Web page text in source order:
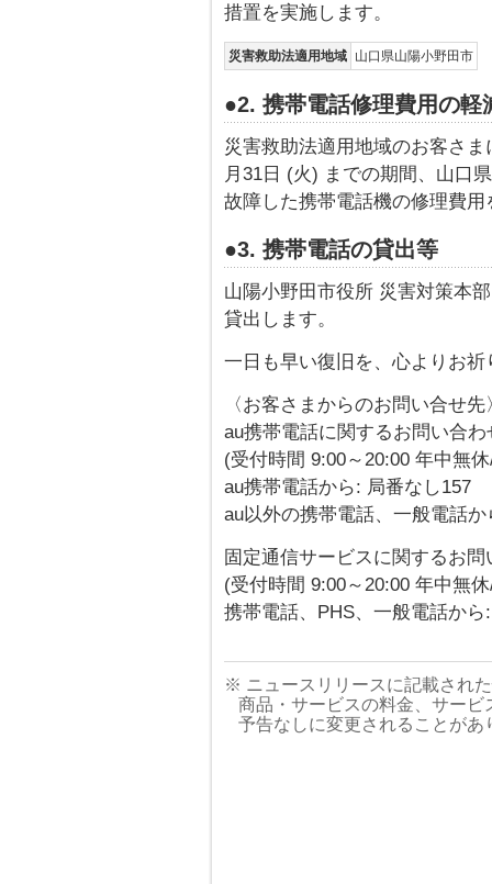
措置を実施します。
災害救助法適用地域 山口県山陽小野田市
●2. 携帯電話修理費用の軽
災害救助法適用地域のお客さ
月31日 (火) までの期間、山口
故障した携帯電話機の修理費
●3. 携帯電話の貸出等
山陽小野田市役所 災害対策本
貸出します。
一日も早い復旧を、心よりお
〈お客さまからのお問い合せ先
au携帯電話に関するお問い合わ
(受付時間 9:00～20:00 年中無
au携帯電話から: 局番なし157
au以外の携帯電話、一般電話か
固定通信サービスに関するお問
(受付時間 9:00～20:00 年中無
携帯電話、PHS、一般電話から
※ ニュースリリースに記載され
商品・サービスの料金、サー
予告なしに変更されることが